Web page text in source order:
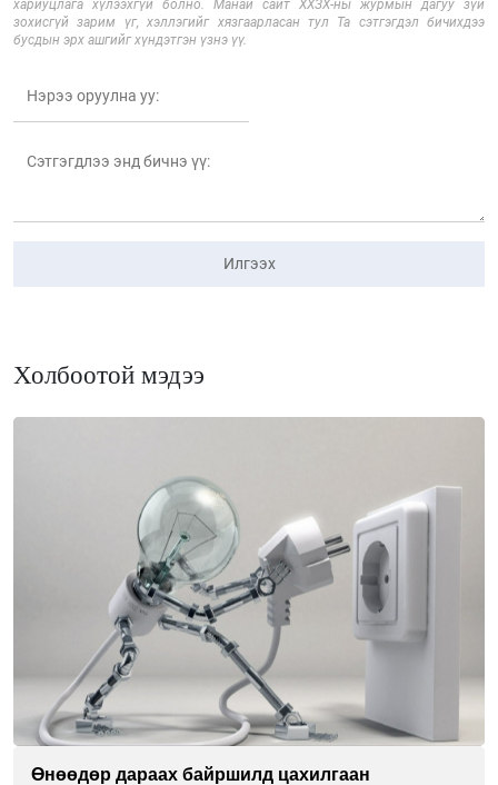
хариуцлага хүлээхгүй болно. Манай сайт ХХЗХ-ны журмын дагуу зүй
зохисгүй зарим үг, хэллэгийг хязгаарласан тул Та сэтгэгдэл бичихдээ
бусдын эрх ашгийг хүндэтгэн үзнэ үү.
Илгээх
Холбоотой мэдээ
Өнөөдөр дараах байршилд цахилгаан